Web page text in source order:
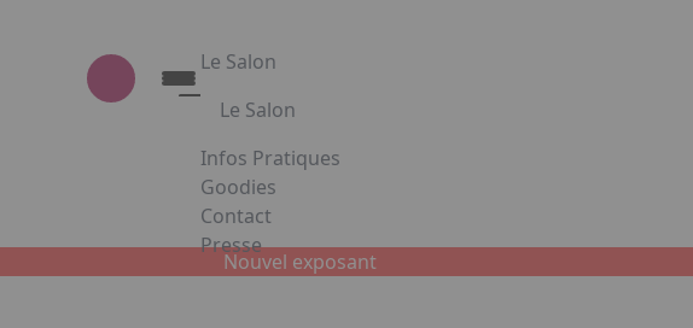
Le Salon
Le Salon
Découvrez le Salon Creativa
Découvrez le Salon Gourmet - Chocolat
Creativa et Gourmet Chocolat en images
Infos Pratiques
Goodies
Contact
Presse
Appuyez sur Entrée pour ouvrir le lien. Appuyez sur
Nouvel exposant